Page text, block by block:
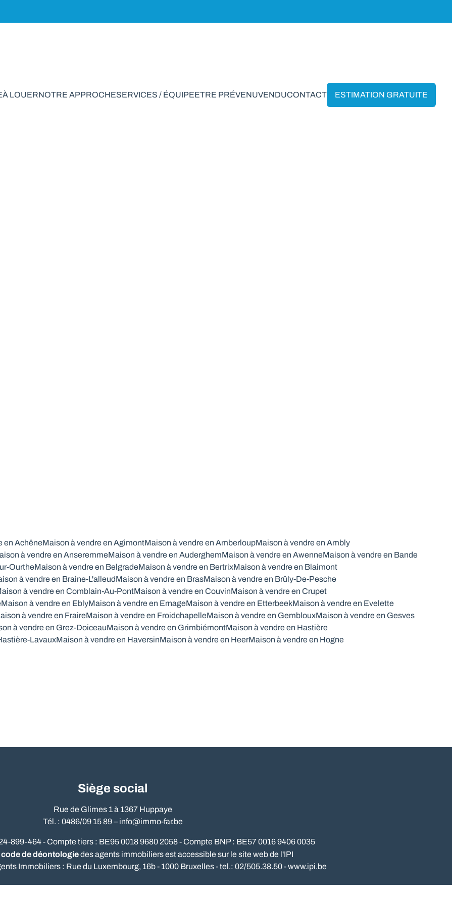
À LOUERNOTRE APPROCHESERVICES / ÉQUIPEETRE PRÉVENUVENDUCONTACT ESTIMATION GRATUITE
en AchêneMaison à vendre en AgimontMaison à vendre en AmberloupMaison à vendre en Ambly
à vendre en AnseremmeMaison à vendre en AuderghemMaison à vendre en AwenneMaison à vendre en Bande
OurtheMaison à vendre en BelgradeMaison à vendre en BertrixMaison à vendre en Blaimont
à vendre en Braine-L'alleudMaison à vendre en BrasMaison à vendre en Brûly-De-Pesche
à vendre en Comblain-Au-PontMaison à vendre en CouvinMaison à vendre en Crupet
Maison à vendre en EblyMaison à vendre en ErnageMaison à vendre en EtterbeekMaison à vendre en Evelette
à vendre en FraireMaison à vendre en FroidchapelleMaison à vendre en GemblouxMaison à vendre en Gesves
à vendre en Grez-DoiceauMaison à vendre en GrimbiémontMaison à vendre en Hastière
LavauxMaison à vendre en HaversinMaison à vendre en HeerMaison à vendre en Hogne
Siège social
Rue de Glimes 1 à 1367 Huppaye
Tél. : 0486/09 15 89 –info@immo-far.be
899-464 - Compte tiers : BE95 0018 9680 2058 - Compte BNP : BE57 0016 9406 0035
code de déontologiedes agents immobiliers est accessible sur le site web de l'IPI
Immobiliers : Rue du Luxembourg, 16b - 1000 Bruxelles - tel.: 02/505.38.50 - www.ipi.be